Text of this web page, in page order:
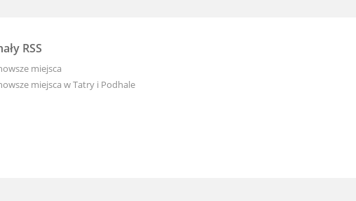
RSS
miejsca
miejsca w Tatry i Podhale